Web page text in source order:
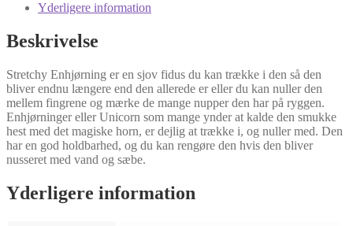
Yderligere information
Beskrivelse
Stretchy Enhjørning er en sjov fidus du kan trække i den så den
bliver endnu længere end den allerede er eller du kan nuller den
mellem fingrene og mærke de mange nupper den har på ryggen.
Enhjørninger eller Unicorn som mange ynder at kalde den smukke
hest med det magiske horn, er dejlig at trække i, og nuller med. Den
har en god holdbarhed, og du kan rengøre den hvis den bliver
nusseret med vand og sæbe.
Yderligere information